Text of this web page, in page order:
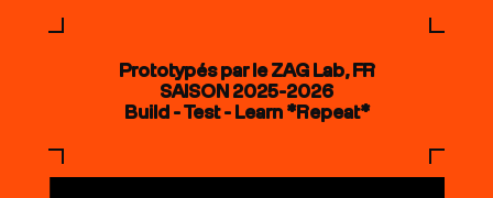
Prototypés par le ZAG Lab, FR
SAISON 2025-2026
Build - Test - Learn *Repeat*